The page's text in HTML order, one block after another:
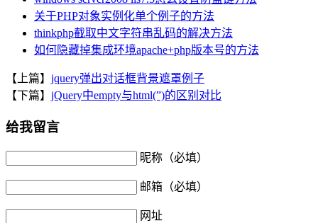
关于PHP对象实例化单个例子的方法
thinkphp截取中文字符串乱码的解决方法
如何隐藏掉集成环境apache+php版本号的方法
【上篇】 jquery弹出对话框背景遮罩例子
【下篇】 jQuery中empty与html(”)的区别对比
给我留言
昵称（必填）
邮箱（必填）
网址